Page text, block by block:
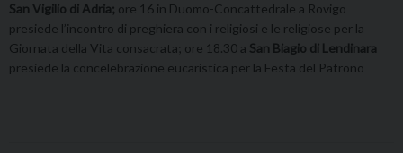
San Vigilio di Adria; ore 16 in Duomo-Concattedrale a Rovigo
presiede l’incontro di preghiera con i religiosi e le religiose per la
Giornata della Vita consacrata; ore 18.30 a San Biagio di Lendinara
presiede la concelebrazione eucaristica per la Festa del Patrono